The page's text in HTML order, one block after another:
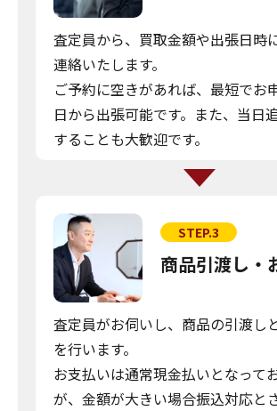
査定員から、買取金額や出張日時
連絡いたします。
ご予約に空きがあれば、最短でお
日から出張可能です。また、当日
することも大歓迎です。
STEP.3
商品引渡し・
査定員がお伺いし、商品の引渡し
を行います。
お支払いは通常現金払いとなって
が、金額が大きい場合振込対応と